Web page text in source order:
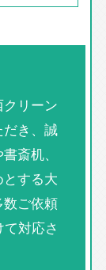
リーン
き、誠
斎机、
する大
ご依頼
対応さ